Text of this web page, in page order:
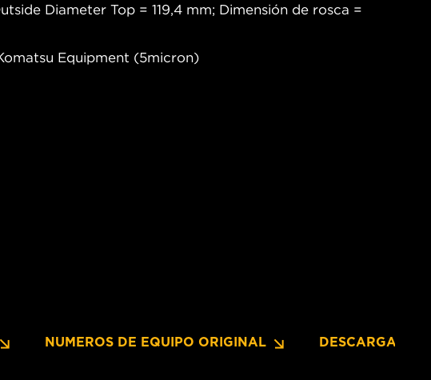
Diameter Top = 119,4 mm; Dimensión de rosca =
Equipment (5micron)
NUMEROS DE EQUIPO ORIGINAL DESCARGAS